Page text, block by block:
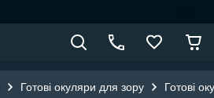
Готові окуляри для зору Готові